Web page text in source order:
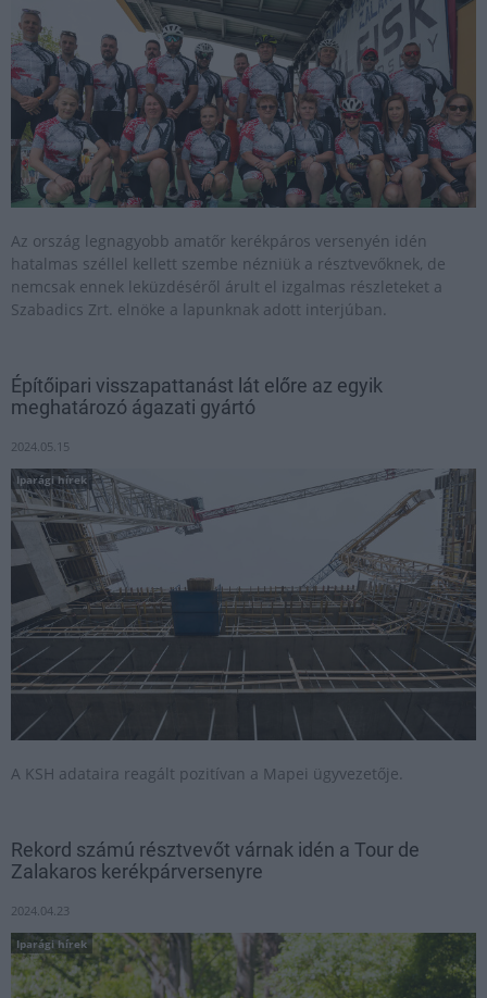
Az ország legnagyobb amatőr kerékpáros versenyén idén
hatalmas széllel kellett szembe nézniük a résztvevőknek, de
nemcsak ennek leküzdéséről árult el izgalmas részleteket a
Szabadics Zrt. elnöke a lapunknak adott interjúban.
Építőipari visszapattanást lát előre az egyik
meghatározó ágazati gyártó
2024.05.15
Iparági hírek
A KSH adataira reagált pozitívan a Mapei ügyvezetője.
Rekord számú résztvevőt várnak idén a Tour de
Zalakaros kerékpárversenyre
2024.04.23
Iparági hírek